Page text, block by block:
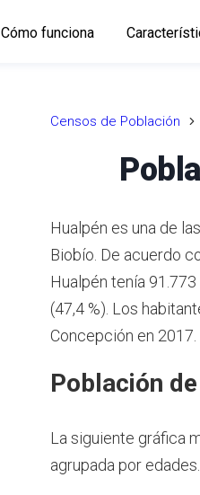
Cómo funciona
Censos de Población
Hualpén es una de
Biobío. De acuerdo
Hualpén tenía
(47,4 %). Los
Concepción en 2017.
Población
La siguiente gráfica
agrupada por edades.